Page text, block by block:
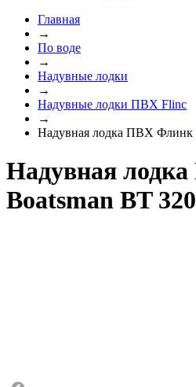
Главная
→
По воде
→
Надувные лодки
→
Надувные лодки ПВХ Flinc
→
Надувная лодка ПВХ
Надувная
Boatsman BT